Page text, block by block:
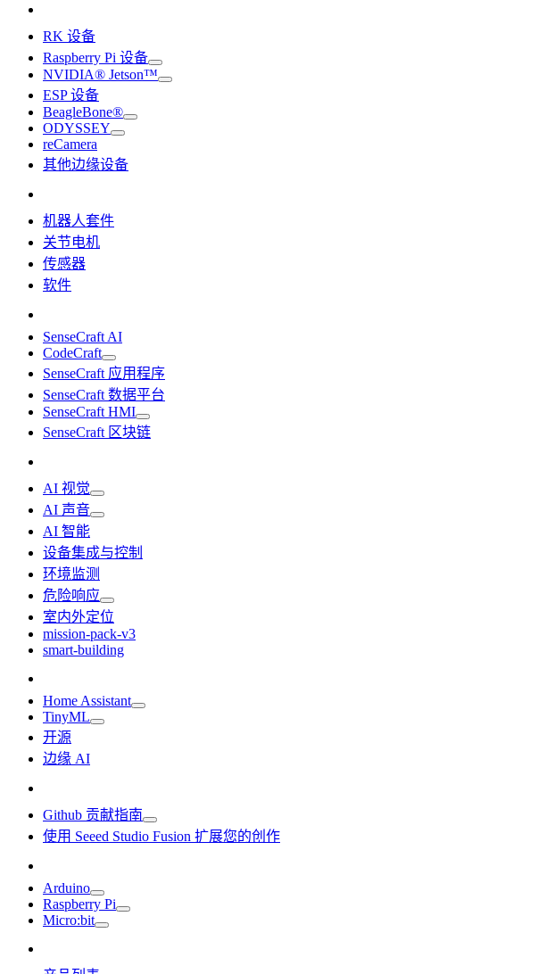
RK 设备
Raspberry Pi 设备
NVIDIA® Jetson™
ESP 设备
BeagleBone®
ODYSSEY
reCamera
其他边缘设备
机器人套件
关节电机
传感器
软件
SenseCraft AI
CodeCraft
SenseCraft 应用程序
SenseCraft 数据平台
SenseCraft HMI
SenseCraft 区块链
AI 视觉
AI 声音
AI 智能
设备集成与控制
环境监测
危险响应
室内外定位
mission-pack-v3
smart-building
Home Assistant
TinyML
开源
边缘 AI
Github 贡献指南
使用 Seeed Studio Fusion 扩展您的创作
Arduino
Raspberry Pi
Micro:bit